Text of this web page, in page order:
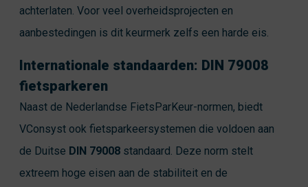
achterlaten. Voor veel overheidsprojecten en
aanbestedingen is dit keurmerk zelfs een harde eis.
Internationale standaarden: DIN 79008
fietsparkeren
Naast de Nederlandse FietsParKeur-normen, biedt
VConsyst ook fietsparkeersystemen die voldoen aan
de Duitse DIN 79008 standaard. Deze norm stelt
extreem hoge eisen aan de stabiliteit en de